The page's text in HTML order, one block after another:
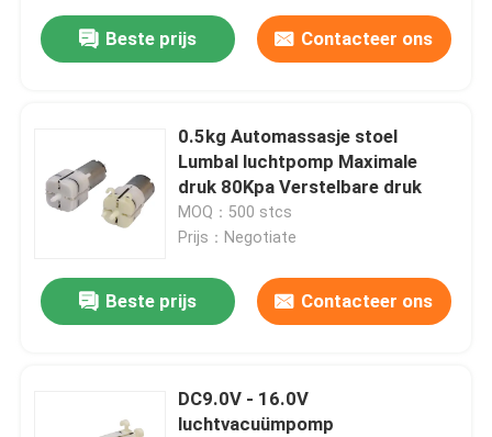
Beste prijs Contacteer ons
0.5kg Automassasje stoel
Lumbal luchtpomp Maximale
druk 80Kpa Verstelbare druk
MOQ：500 stcs
Prijs：Negotiate
Beste prijs Contacteer ons
DC9.0V - 16.0V
luchtvacuümpomp